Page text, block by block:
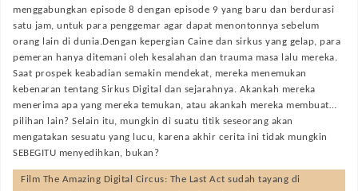
menggabungkan episode 8 dengan episode 9 yang baru dan berdurasi
satu jam, untuk para penggemar agar dapat menontonnya sebelum
orang lain di dunia.Dengan kepergian Caine dan sirkus yang gelap, para
pemeran hanya ditemani oleh kesalahan dan trauma masa lalu mereka.
Saat prospek keabadian semakin mendekat, mereka menemukan
kebenaran tentang Sirkus Digital dan sejarahnya. Akankah mereka
menerima apa yang mereka temukan, atau akankah mereka membuat…
pilihan lain? Selain itu, mungkin di suatu titik seseorang akan
mengatakan sesuatu yang lucu, karena akhir cerita ini tidak mungkin
SEBEGITU menyedihkan, bukan?
Film The Amazing Digital Circus: The Last Act sudah tayang di